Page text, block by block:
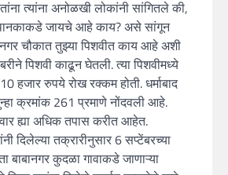
त्यांना अनोळखी लोकांनी सांगितले की,
जायचे आहे काय? असे सांगून
चौकात तुझ्या पिशवीत काय आहे अशी
पिशवी काढून घेतली. त्या पिशवीमध्ये
हजार रुपये रोख रक्कम होती. धर्माबाद
क्रमांक 261 प्रमाणे नोंदवली आहे.
ह्या अधिक तपास करीत आहेत.
दिलेल्या तक्रारीनुसार 6 सप्टेंबरच्या
बाबानगर कुदळा गावाकडे जाणाऱ्या